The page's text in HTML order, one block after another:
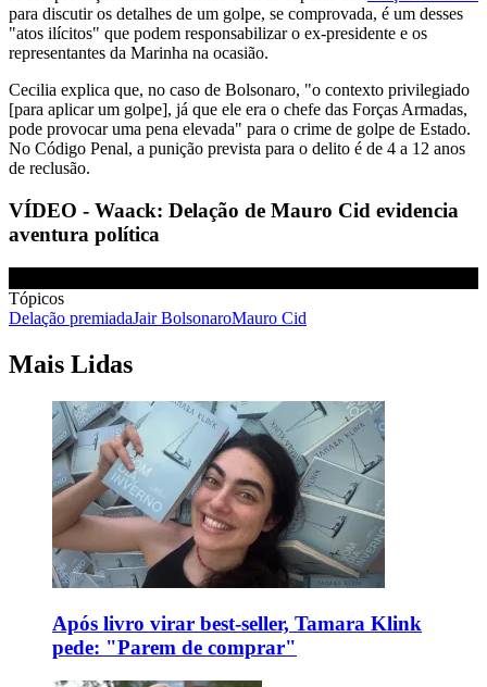
para discutir os detalhes de um golpe, se comprovada, é um desses
"atos ilícitos" que podem responsabilizar o ex-presidente e os
representantes da Marinha na ocasião.
Cecilia explica que, no caso de Bolsonaro, "o contexto privilegiado
[para aplicar um golpe], já que ele era o chefe das Forças Armadas,
pode provocar uma pena elevada" para o crime de golpe de Estado.
No Código Penal, a punição prevista para o delito é de 4 a 12 anos
de reclusão.
VÍDEO - Waack: Delação de Mauro Cid evidencia
aventura política
Tópicos
Delação premiadaJair BolsonaroMauro Cid
Mais Lidas
Após livro virar best-seller, Tamara Klink
pede: "Parem de comprar"